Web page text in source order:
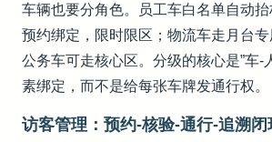
车辆也要分角色。员工车白名单自动
预约绑定，限时限区；物流车走月台专
公务车可走核心区。分级的核心是”车-
素绑定，而不是给每张车牌发通行权。
访客管理：预约-核验-通行-追溯闭